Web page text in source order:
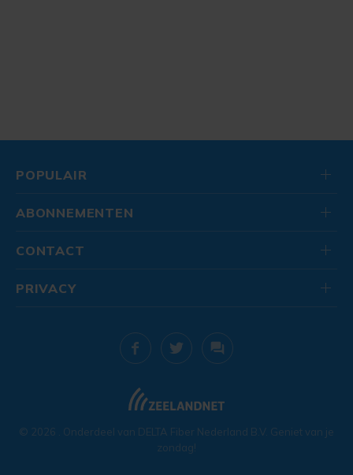
POPULAIR
ABONNEMENTEN
CONTACT
© 2026 . Onderdeel van DELTA Fiber Nederland B.V. Geniet van je
zondag!
PRIVACY